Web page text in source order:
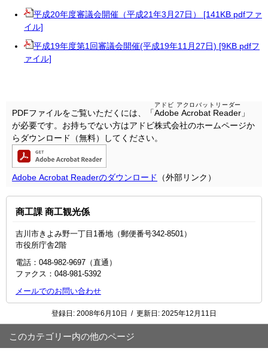
平成20年度審議会開催（平成21年3月27日） [141KB pdfファ
イル]
平成19年度第1回審議会開催(平成19年11月27日) [9KB pdfフ
ァイル]
PDFファイルをご覧いただくには、「Adobe Acrobat Reader
アドビ アクロバットリーダー
」
が必要です。お持ちでない方はアドビ株式会社のホームページか
らダウンロード（無料）してください。
Adobe Acrobat Readerのダウンロード （外部リンク）
商工課 商工観光係
吉川市きよみ野一丁目1番地（郵便番号342-8501）
市役所庁舎2階
電話：048-982-9697（直通）
ファクス：048‐981‐5392
メールでのお問い合わせ
登録日: 2008年6月10日 / 更新日: 2025年12月11日
このカテゴリー内の他のページ